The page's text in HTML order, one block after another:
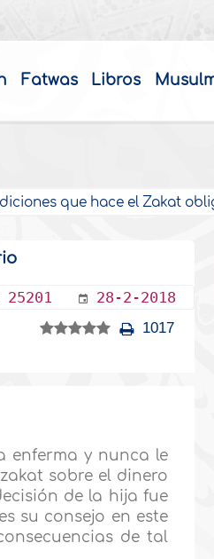
Fatwas Libros
que hace el Zakat
25201 28-2-2018
1017
enferma y nunca le
sobre el dinero
de la hija fue
su consejo en este
de tal